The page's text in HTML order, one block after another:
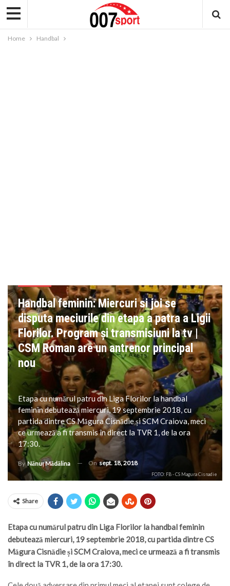
Home Handbal
Handbal feminin: Miercuri si joi se
disputa meciurile din etapa a patra a Ligii
Florilor. Program și transmisiuni la tv |
CSM Roman are un antrenor principal
nou
Etapa cu numărul patru din Liga Florilor la handbal
feminin debutează miercuri, 19 septembrie 2018, cu
partida dintre CS Măgura Cisnădie și SCM Craiova, meci
ce urmează a fi transmis în direct la TVR 1, de la ora
17:30.
ByNănuț Mădălina Onsept. 18, 2018
FOTO: FB - CS Magura Cisnadie
Share
Etapa cu numărul patru din Liga Florilor la handbal feminin
debutează miercuri, 19 septembrie 2018, cu partida dintre CS
Măgura Cisnădie și SCM Craiova, meci ce urmează a fi transmis
în direct la TVR 1, de la ora 17:30.